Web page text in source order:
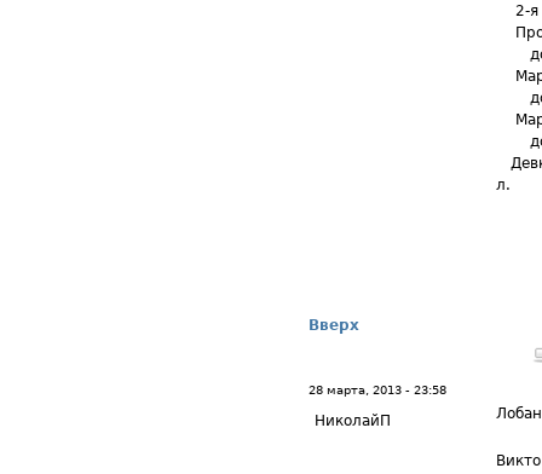
2-я
л.
Вверх
28 марта, 2013 - 23:58
НиколайП